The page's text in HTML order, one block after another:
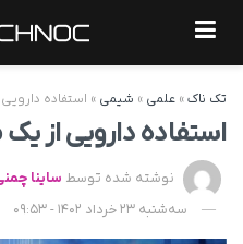
تک ناک» علمی » شیمی » استفاده
استفاده دارویی از
نوشته شده توسط ساینا
سه‌شنبه 23 خرداد 1402 - 09:53